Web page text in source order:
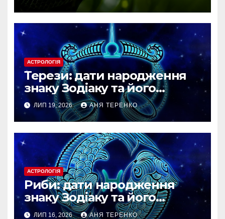
АСТРОЛОГІЯ
Терези: дати народження
знаку Зодіаку та його
особливості
ЛИП 19, 2026 АНЯ ТЕРЕНКО
АСТРОЛОГІЯ
Риби: дати народження
знаку Зодіаку та його
особливості
ЛИП 16, 2026 АНЯ ТЕРЕНКО